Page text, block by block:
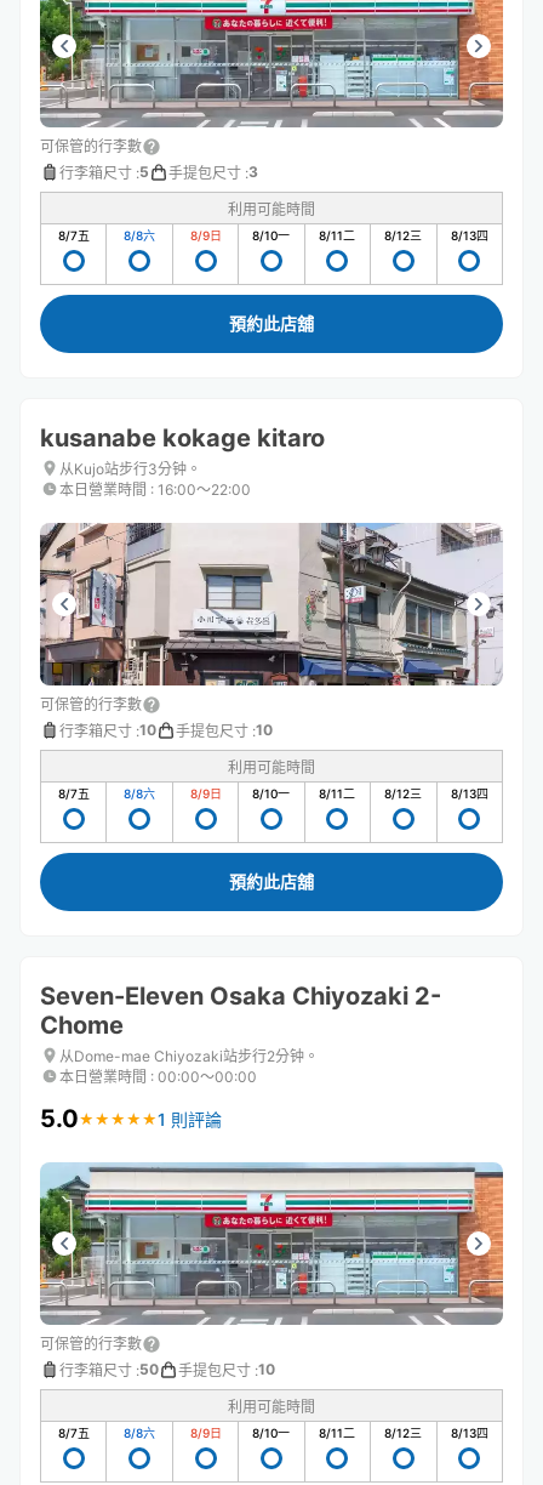
可保管的行李數
行李箱尺寸 :5 手提包尺寸 :3
利用可能時間
8/7五 8/8六 8/9日 8/10一 8/11二 8/12三 8/13四
預約此店舖
kusanabe kokage kitaro
从Kujo站步行3分钟。
本日營業時間 : 16:00〜22:00
可保管的行李數
行李箱尺寸 :10 手提包尺寸 :10
利用可能時間
8/7五 8/8六 8/9日 8/10一 8/11二 8/12三 8/13四
預約此店舖
Seven-Eleven Osaka Chiyozaki 2-
Chome
从Dome-mae Chiyozaki站步行2分钟。
本日營業時間 : 00:00〜00:00
5.0★ ★ ★ ★ ★
★ ★ ★ ★ ★1 則評論
可保管的行李數
行李箱尺寸 :50 手提包尺寸 :10
利用可能時間
8/7五 8/8六 8/9日 8/10一 8/11二 8/12三 8/13四